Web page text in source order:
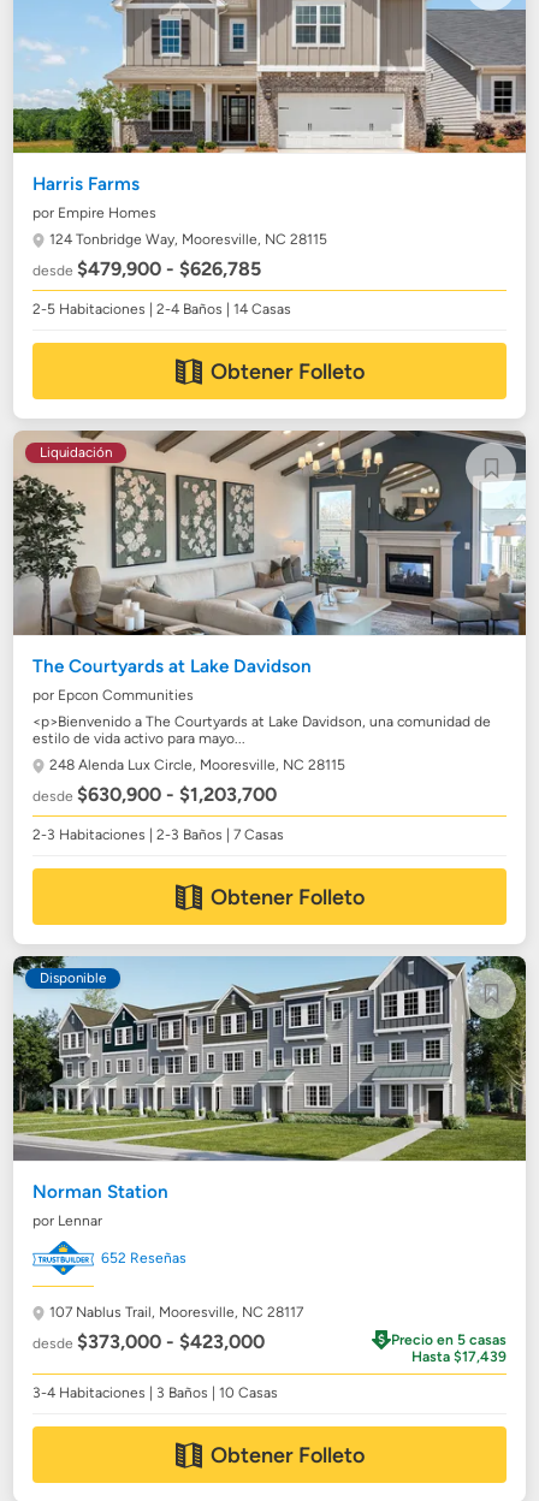
Harris Farms
por Empire Homes
124 Tonbridge Way, Mooresville, NC 28115
desde$479,900 - $626,785
2-5 Habitaciones | 2-4 Baños | 14 Casas
Obtener Folleto
Liquidación
The Courtyards at Lake Davidson
por Epcon Communities
<p>Bienvenido a The Courtyards at Lake Davidson, una comunidad de
estilo de vida activo para mayo...
248 Alenda Lux Circle, Mooresville, NC 28115
desde$630,900 - $1,203,700
2-3 Habitaciones | 2-3 Baños | 7 Casas
Obtener Folleto
Disponible
Norman Station
por Lennar
652 Reseñas
107 Nablus Trail, Mooresville, NC 28117
desde$373,000 - $423,000
Precio en 5 casas
Hasta $17,439
3-4 Habitaciones | 3 Baños | 10 Casas
Obtener Folleto